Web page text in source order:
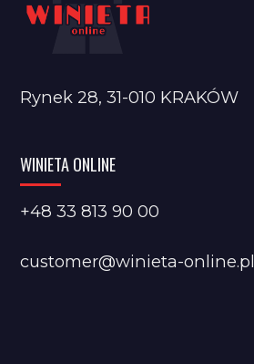
Rynek 28, 31-010 KRAKÓW
WINIETA ONLINE
+48 33 813 90 00
customer@winieta-online.pl